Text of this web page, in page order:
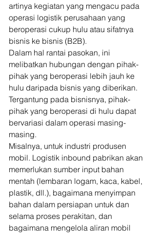
artinya kegiatan yang mengacu pada
operasi logistik perusahaan yang
beroperasi cukup hulu atau sifatnya
bisnis ke bisnis (B2B).
Dalam hal rantai pasokan, ini
melibatkan hubungan dengan pihak-
pihak yang beroperasi lebih jauh ke
hulu daripada bisnis yang diberikan.
Tergantung pada bisnisnya, pihak-
pihak yang beroperasi di hulu dapat
bervariasi dalam operasi masing-
masing.
Misalnya, untuk industri produsen
mobil. Logistik inbound pabrikan akan
memerlukan sumber input bahan
mentah (lembaran logam, kaca, kabel,
plastik, dll.), bagaimana menyimpan
bahan dalam persiapan untuk dan
selama proses perakitan, dan
bagaimana mengelola aliran mobil